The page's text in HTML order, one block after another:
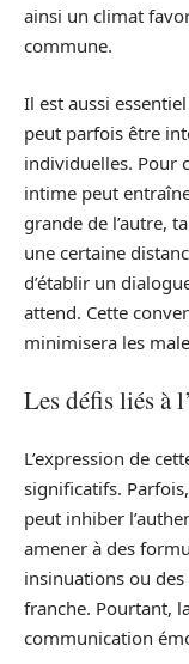
ainsi un climat
commune.
Il est aussi
peut parfois être
individuelles. Pour
intime peut
grande de l’autre,
une certaine
d’établir un
attend. Cette
minimisera les
Les défis liés à
L’expression de
significatifs.
peut inhiber
amener à des
insinuations ou
franche. Pourtant,
communication